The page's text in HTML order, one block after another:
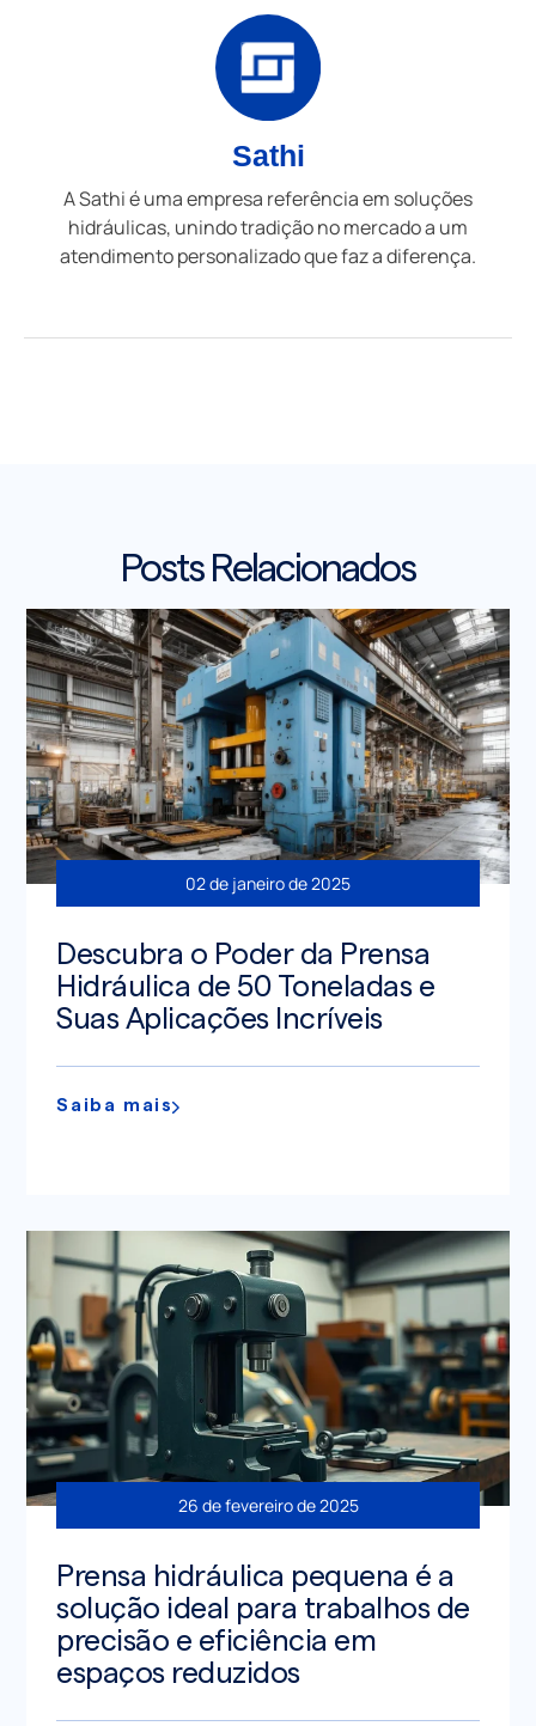
Sathi
A Sathi é uma empresa referência em soluções
hidráulicas, unindo tradição no mercado a um
atendimento personalizado que faz a diferença.
Posts Relacionados
02 de janeiro de 2025
Descubra o Poder da Prensa
Hidráulica de 50 Toneladas e
Suas Aplicações Incríveis
Saiba mais
26 de fevereiro de 2025
Prensa hidráulica pequena é a
solução ideal para trabalhos de
precisão e eficiência em
espaços reduzidos